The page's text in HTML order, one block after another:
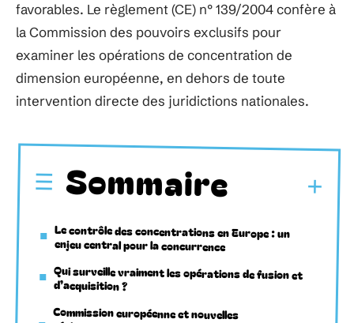
favorables. Le règlement (CE) n° 139/2004 confère à
la Commission des pouvoirs exclusifs pour
examiner les opérations de concentration de
dimension européenne, en dehors de toute
intervention directe des juridictions nationales.
Sommaire
Le contrôle des concentrations en Europe : un
enjeu central pour la concurrence
Qui surveille vraiment les opérations de fusion et
d’acquisition ?
Commission européenne et nouvelles
réglementations : quelles évolutions pour les